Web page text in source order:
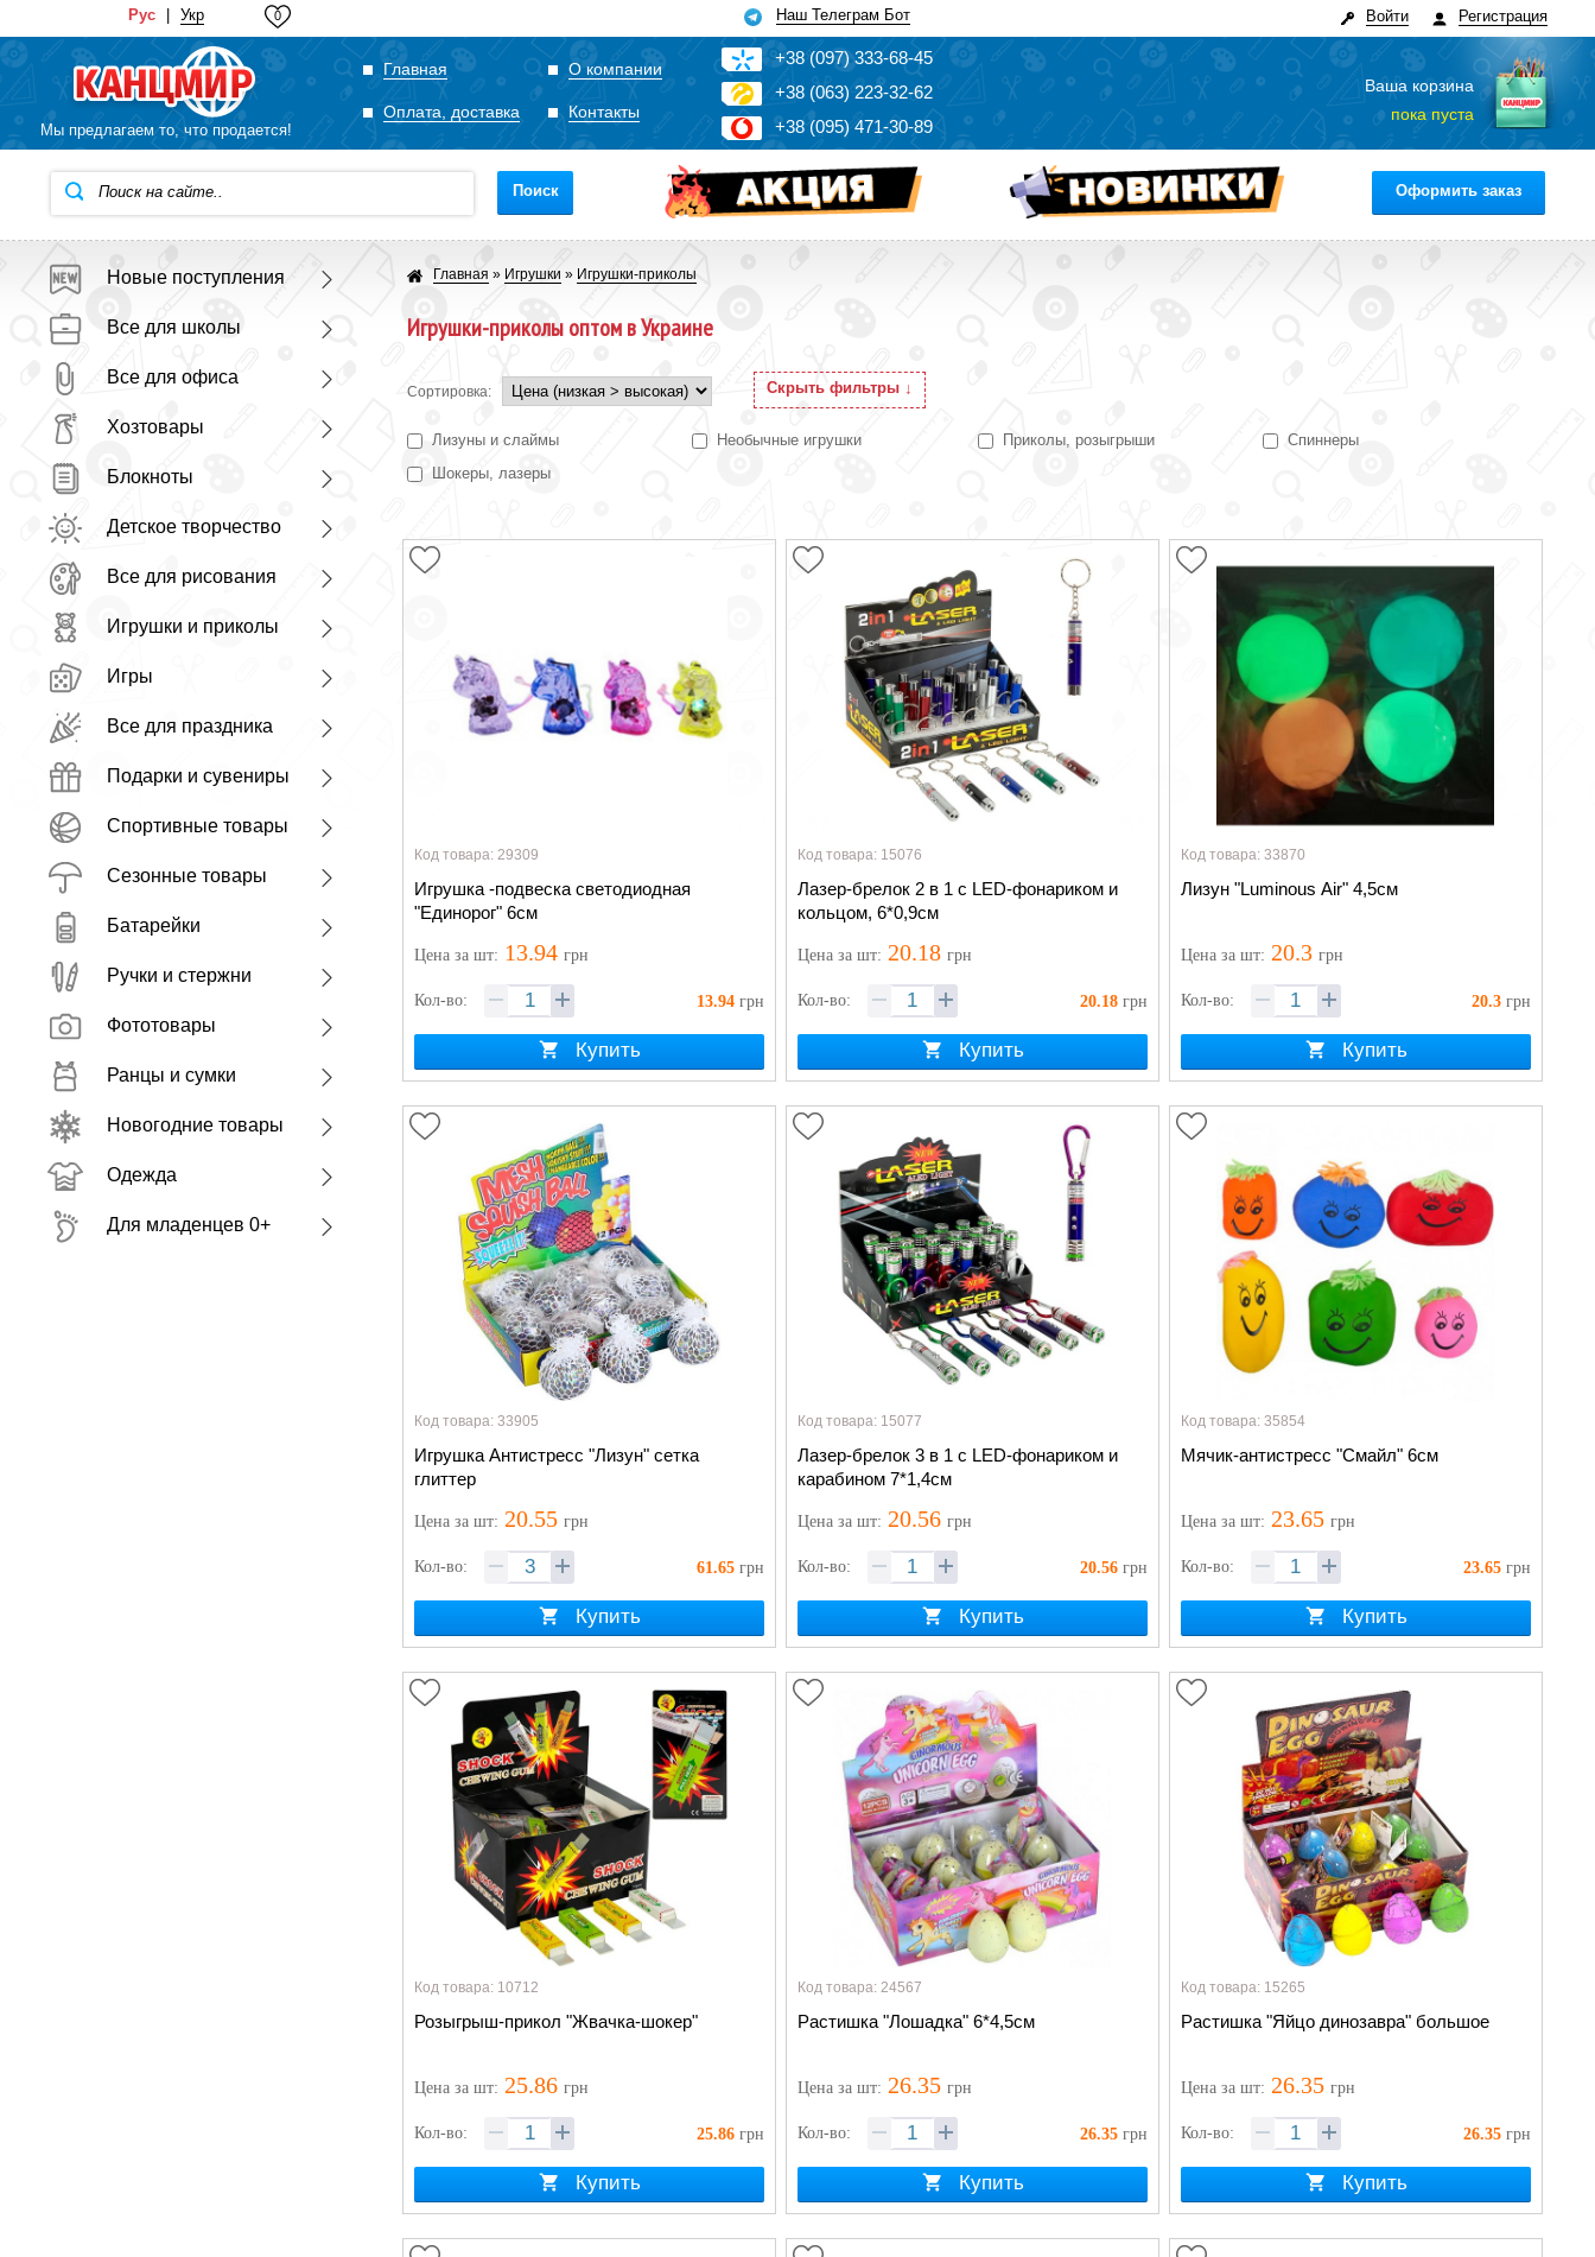
Рус Укр 0 Наш Телеграм Бот Регистрация
Войти
Мы предлагаем то, что продается!
Главная О компании
Оплата, доставка Контакты
+38 (097)333-68-45
+38 (063) 223-32-62
+38 (095) 471-30-89
Ваша корзина
пока пуста
Поиск Оформить заказ
Новые поступления
Все для школы
Все для офиса
Хозтовары
Блокноты
Детское творчество
Все для рисования
Игрушки и приколы
Игры
Все для праздника
Подарки и сувениры
Спортивные товары
Сезонные товары
Батарейки
Ручки и стержни
Фототовары
Ранцы и сумки
Новогодние товары
Одежда
Для младенцев 0+
Главная » Игрушки » Игрушки-приколы
Игрушки-приколы оптом в Украине
Сортировка: Скрыть фильтры ↓
Лизуны и слаймы Необычные игрушки Приколы, розыгрыши
Спиннеры
Шокеры, лазеры
Код товара: 29309
Игрушка -подвеска светодиодная
"Единорог" 6см
Цена за шт: 13.94 грн
Кол-во: 13.94 грн
Купить
Код товара: 15076
Лазер-брелок 2 в 1 с LED-фонариком и
кольцом, 6*0,9см
Ценаза шт: 20.18 грн
Кол-во: 20.18 грн
Купить
Код товара: 33870
Лизун "Luminous Air" 4,5см
Ценаза шт: 20.3 грн
Кол-во: 20.3 грн
Купить
Код товара: 33905
Игрушка Антистресс "Лизун" сетка
глиттер
Цена за шт: 20.55 грн
Кол-во: 61.65 грн
Купить
Код товара: 15077
Лазер-брелок 3 в 1 с LED-фонариком и
карабином 7*1,4см
Ценаза шт: 20.56 грн
Кол-во: 20.56 грн
Купить
Код товара: 35854
Мячик-антистресс "Смайл" 6см
Ценаза шт: 23.65 грн
Кол-во: 23.65 грн
Купить
Код товара: 10712
Розыгрыш-прикол "Жвачка-шокер"
Цена за шт: 25.86 грн
Кол-во: 25.86 грн
Купить
Код товара: 24567
Растишка "Лошадка" 6*4,5см
Ценаза шт: 26.35 грн
Кол-во: 26.35 грн
Купить
Код товара: 15265
Растишка "Яйцо динозавра" большое
Ценаза шт: 26.35 грн
Кол-во: 26.35 грн
Купить